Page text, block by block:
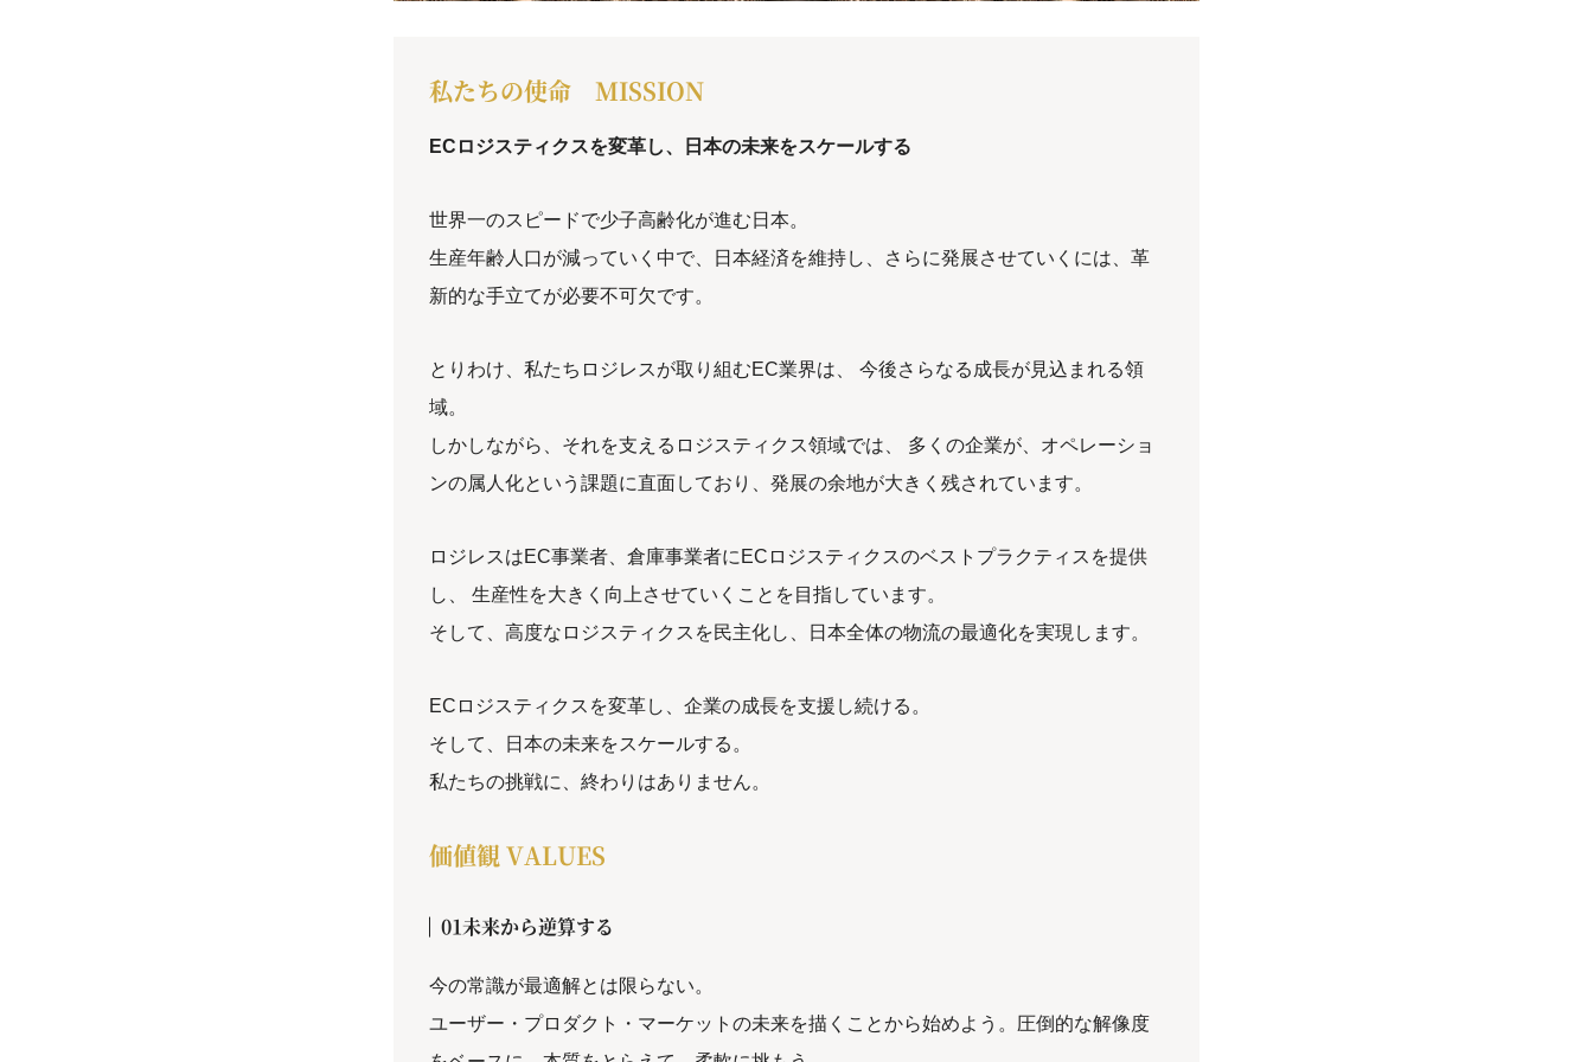
私たちの使命 MISSION
ECロジスティクスを変革し、日本の未来をスケールする
世界一のスピードで少子高齢化が進む日本。
生産年齢人口が減っていく中で、日本経済を維持し、さらに発展させていくには、革
新的な手立てが必要不可欠です。
とりわけ、私たちロジレスが取り組むEC業界は、 今後さらなる成長が見込まれる領
域。
しかしながら、それを支えるロジスティクス領域では、 多くの企業が、オペレーショ
ンの属人化という課題に直面しており、発展の余地が大きく残されています。
ロジレスはEC事業者、倉庫事業者にECロジスティクスのベストプラクティスを提供
し、 生産性を大きく向上させていくことを目指しています。
そして、高度なロジスティクスを民主化し、日本全体の物流の最適化を実現します。
ECロジスティクスを変革し、企業の成長を支援し続ける。
そして、日本の未来をスケールする。
私たちの挑戦に、終わりはありません。
価値観 VALUES
01未来から逆算する
今の常識が最適解とは限らない。
ユーザー・プロダクト・マーケットの未来を描くことから始めよう。圧倒的な解像度